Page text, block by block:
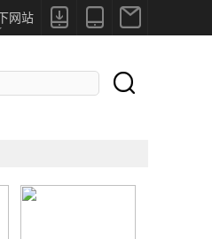



网站
